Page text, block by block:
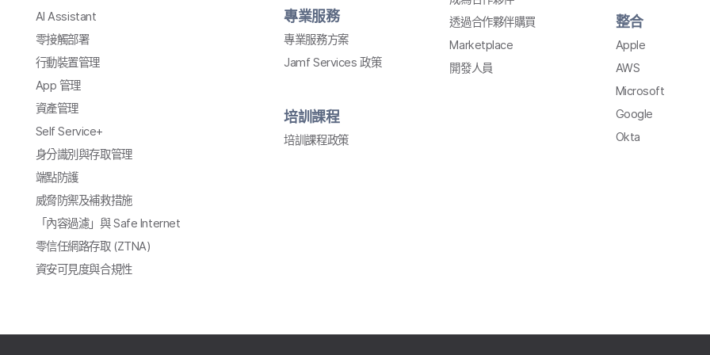
AI Assistant
零接觸部署
行動​裝置​管理
App 管理
資產​管理
Self Service+
身​分識別​與​存取​管理
端點防護
威脅​防禦​及​補救​措施
「內容​過濾」​與Safe Internet
零信任​網路​存取 (ZTNA)
資安​可​見度​與​合規性
專業​服務
專業​服務​方案
Jamf Services政策
培訓​課程
培訓​課程​政策
透過​合作夥伴購買
Marketplace
開發​人員
整合
Apple
AWS
Microsoft
Google
Okta